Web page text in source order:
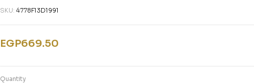
SKU: 4778F13D1991
EGP669.50
Quantity